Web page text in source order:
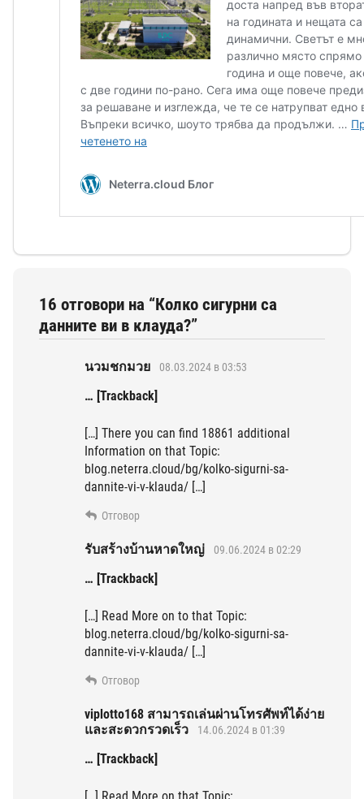
16 отговори на “Колко сигурни са
данните ви в клауда?”
นวมชกมวย 08.03.2024 в 03:53
… [Trackback]
[…] There you can find 18861 additional
Information on that Topic:
blog.neterra.cloud/bg/kolko-sigurni-sa-
dannite-vi-v-klauda/ […]
Отговор
รับสร้างบ้านหาดใหญ่ 09.06.2024 в 02:29
… [Trackback]
[…] Read More on to that Topic:
blog.neterra.cloud/bg/kolko-sigurni-sa-
dannite-vi-v-klauda/ […]
Отговор
viplotto168 สามารถเล่นผ่านโทรศัพท์ได้ง่าย
และสะดวกรวดเร็ว
14.06.2024 в 01:39
… [Trackback]